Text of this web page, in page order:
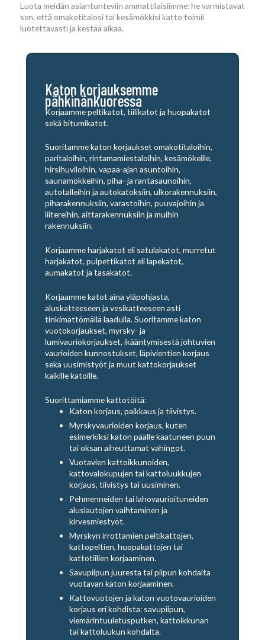
Luota meidän asiantunteviin ammattilaisiimme; he varmistavat
sen, että omakotitalosi tai kesämökkisi katto toimii
luotettavasti ja kestää aikaa.
Katon korjauksemme
pähkinänkuoressa
Korjaamme peltikatot, tiilikatot ja huopakatot
sekä bitumikatot.
Suoritamme katon korjaukset omakotitaloihin,
paritaloihin, rintamamiestaloihin, kesämökeille,
hirsihuviloihin, vapaa-ajan asuntoihin,
saunamökkeihin, piha- ja rantasaunoihin,
autotalleihin ja autokatoksiin, ulkorakennuksiin,
piharakennuksiin, varastoihin, puuvajoihin ja
liitereihin, aittarakennuksiin ja muihin
rakennuksiin.
Korjaamme harjakatot eli satulakatot, murretut
harjakatot, pulpettikatot eli lapekatot,
aumakatot ja tasakatot.
Korjaamme katot aina yläpohjasta,
aluskatteeseen ja vesikatteeseen asti
tinkimättömällä laadulla. Suoritamme katon
vuotokorjaukset, myrsky- ja
lumivauriokorjaukset, ikääntymisestä johtuvien
vaurioiden kunnostukset, läpivientien korjaus
sekä uusimistyöt ja muut kattokorjaukset
kaikille katoille.
Suorittamiamme kattotöitä:
Katon korjaus, paikkaus ja tiivistys.
Myrskyvaurioiden korjaus, kuten
esimerkiksi katon päälle kaatuneen puun
tai oksan aiheuttamat vahingot.
Vuotavien kattoikkunoiden,
kattovalokupujen tai kattoluukkujen
korjaus, tiivistys tai uusiminen.
Pehmenneiden tai lahovaurioituneiden
aluslautojen vaihtaminen ja
kirvesmiestyöt.
Myrskyn irrottamien peltikattojen,
kattopeltien, huopakattojen tai
kattotiilien korjaaminen.
Savupiipun juuresta tai piipun kohdalta
vuotavan katon korjaaminen.
Kattovuotojen ja katon vuotovaurioiden
korjaus eri kohdista: savupiipun,
viemärintuuletusputken, kattoikkunan
tai kattoluukun kohdalta.